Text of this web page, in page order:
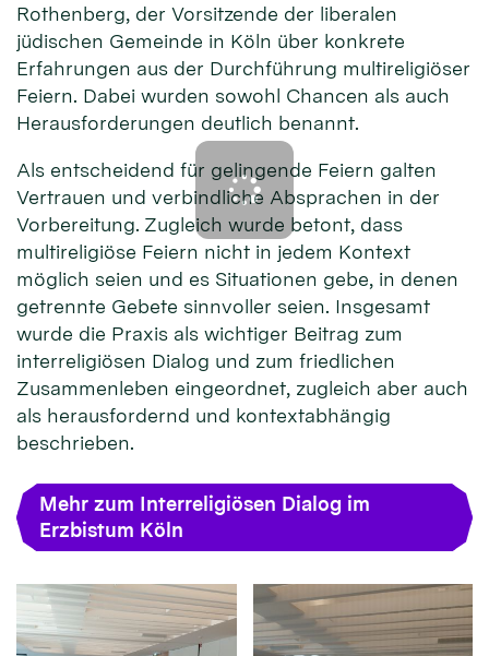
Rothenberg, der Vorsitzende der liberalen
jüdischen Gemeinde in Köln über konkrete
Erfahrungen aus der Durchführung multireligiöser
Feiern. Dabei wurden sowohl Chancen als auch
Herausforderungen deutlich benannt.
Als entscheidend für gelingende Feiern galten
Vertrauen und verbindliche Absprachen in der
Vorbereitung. Zugleich wurde betont, dass
multireligiöse Feiern nicht in jedem Kontext
möglich seien und es Situationen gebe, in denen
getrennte Gebete sinnvoller seien. Insgesamt
wurde die Praxis als wichtiger Beitrag zum
interreligiösen Dialog und zum friedlichen
Zusammenleben eingeordnet, zugleich aber auch
als herausfordernd und kontextabhängig
beschrieben.
Mehr zum Interreligiösen Dialog im
Erzbistum Köln